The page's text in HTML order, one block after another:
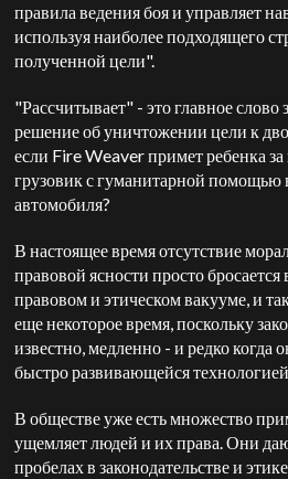
правила ведения боя и управляет
используя наиболее подходящего
полученной цели".
"Рассчитывает" - это главное слово
решение об уничтожении цели к
если Fire Weaver примет ребенка
грузовик с гуманитарной помощью
автомобиля?
В настоящее время отсутствие
правовой ясности просто бросается
правовом и этическом вакууме, и
еще некоторое время, поскольку
известно, медленно - и редко когда
быстро развивающейся
В обществе уже есть множество
ущемляет людей и их права. Они
пробелах в законодательстве и